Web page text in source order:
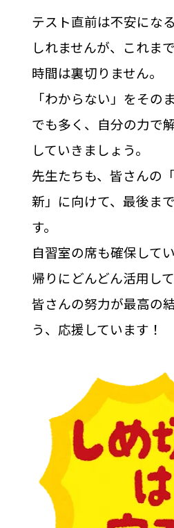
テスト直前は不安にな
しれませんが、これま
時間は裏切りません。
「わからない」をその
でも多く、自分の力で
していきましょう。
先生たちも、皆さんの
新」に向けて、最後ま
す。
自習室の席も確保して
帰りにどんどん活用し
皆さんの努力が最高の
う、応援しています！